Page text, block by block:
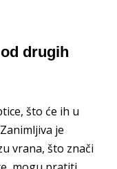
drugih
što će ih u
je
vrana, što znači